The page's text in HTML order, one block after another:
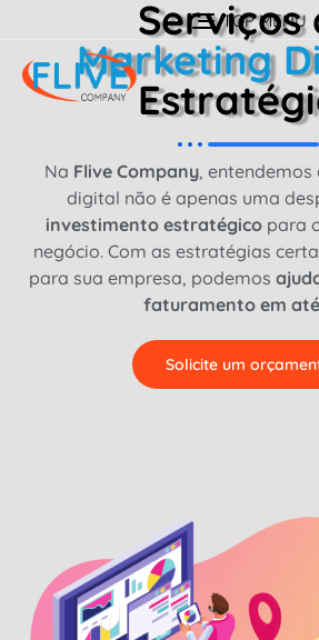
TOP MENU
Serviços
Marketing
Na Flive Company,
digital não é apenas uma
investimento estratégicopara
negócio. Com as estratégias
para sua empresa, podemos
faturamento em até
Solicite um